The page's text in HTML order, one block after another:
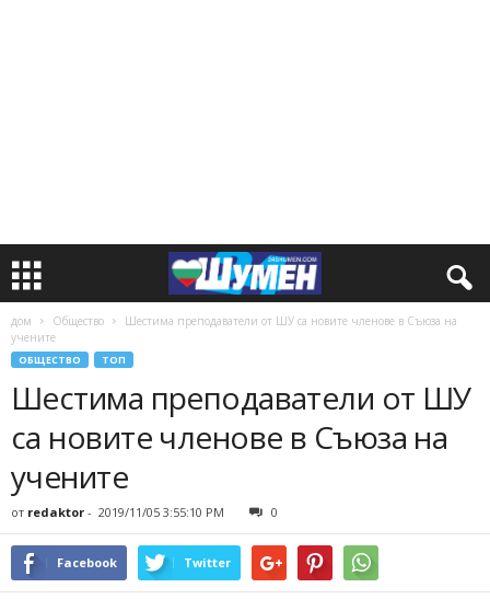
дом Общество
Шестима преподаватели от ШУ са новите членове в Съюза на
учените
ОБЩЕСТВО ТОП
Шестима преподаватели от ШУ
са новите членове в Съюза на
учените
от redaktor - 2019/11/05 3:55:10 PM 0
Facebook Twitter